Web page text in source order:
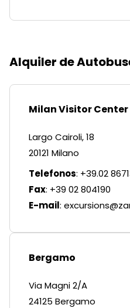
Alquiler de
Milan Visitor Center
Largo Cairoli, 18
20121 Milano
Telefonos: +39.02
Fax: +39 02 804190
E-mail:
Bergamo
Via Magni 2/A
24125 Bergamo